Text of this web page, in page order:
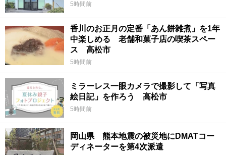
5時間前
香川のお正月の定番「あん餅雑煮」を1年
中楽しめる 老舗和菓子店の喫茶スペー
ス 高松市
5時間前
ミラーレス一眼カメラで撮影して「写真
絵日記」を作ろう 高松市
5時間前
岡山県 熊本地震の被災地にDMATコー
ディネーターを第4次派遣